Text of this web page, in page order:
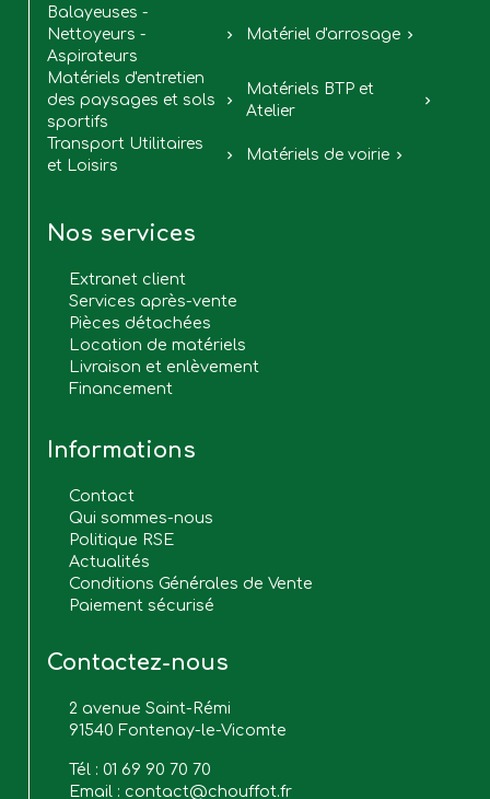
Balayeuses -
Nettoyeurs -
Aspirateurs
 Matériel d'arrosage 
Matériels d'entretien
des paysages et sols
sportifs

Matériels BTP et
Atelier

Transport Utilitaires
et Loisirs
 Matériels de voirie 
Nos services
Extranet client
Services après-vente
Pièces détachées
Location de matériels
Livraison et enlèvement
Financement
Informations
Contact
Qui sommes-nous
Politique RSE
Actualités
Conditions Générales de Vente
Paiement sécurisé
Contactez-nous
2 avenue Saint-Rémi
91540 Fontenay-le-Vicomte
Tél : 01 69 90 70 70
Email : contact@chouffot.fr